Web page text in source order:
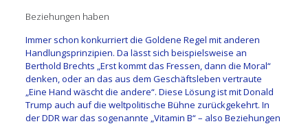
Beziehungen haben
Immer schon konkurriert die Goldene Regel mit anderen
Handlungsprinzipien. Da lässt sich beispielsweise an
Berthold Brechts „Erst kommt das Fressen, dann die Moral“
denken, oder an das aus dem Geschäftsleben vertraute
„Eine Hand wäscht die andere“. Diese Lösung ist mit Donald
Trump auch auf die weltpolitische Bühne zurückgekehrt. In
der DDR war das sogenannte „Vitamin B“ – also Beziehungen